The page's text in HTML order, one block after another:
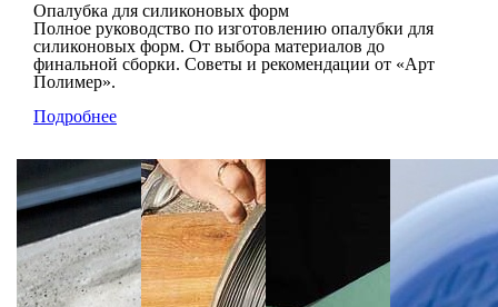
Опалубка для силиконовых форм
Полное руководство по изготовлению опалубки для
силиконовых форм. От выбора материалов до
финальной сборки. Советы и рекомендации от «Арт
Полимер».
Подробнее